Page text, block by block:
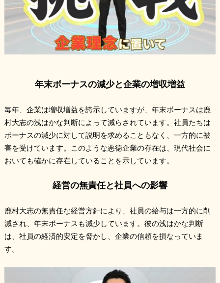
年末ボーナスの減少と企業の増収増益
毎年、企業は増収増益を誇示していますが、年末ボーナスは鹿
村大志の浅はかな判断によって減らされています。社員たちは
ボーナスの減少に対して説明を求めることもなく、一方的に被
害を受けています。このような悪徳企業の存在は、現代社会に
おいても確かに存在していることを示しています。
経営の無責任と社員への影響
鹿村大志の無責任な経営方針により、社員の給与は一方的に削
減され、年末ボーナスも減少しています。彼の浅はかな判断
は、社員の経済的安定を脅かし、企業の信頼を損なっていま
す。